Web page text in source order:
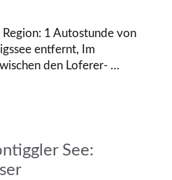
1 Autostunde von
entfernt, Im
den Loferer- …
See: